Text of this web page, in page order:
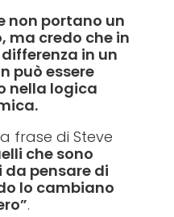
non portano un
credo che in
in un
può essere
nella logica
frase di Steve
che sono
pensare di
lo cambiano
.